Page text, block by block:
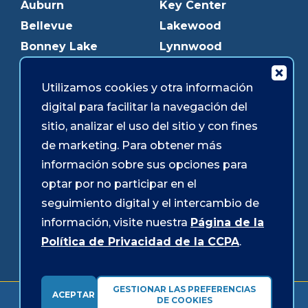
Auburn
Bellevue
Bonney Lake
Bothell
Burien
Downtown Olympia
Downtown Tacoma
Edmonds
Everett
Federal Way
Gig Harbor
Key Center
Lakewood
Lynnwood
Olympia
Pacific Ave
Parkland
Puyallup
Redmond
Shoreline
Southcenter
Westgate
Formularios y divulgaciones Accesibilidad
Utilizamos cookies y otra información
digital para facilitar la navegación del
sitio, analizar el uso del sitio y con fines
de marketing. Para obtener más
información sobre sus opciones para
optar por no participar en el
seguimiento digital y el intercambio de
información, visite nuestra Página de la
Política de Privacidad de la CCPA.
ACEPTAR
GESTIONAR LAS PREFERENCIAS
DE COOKIES